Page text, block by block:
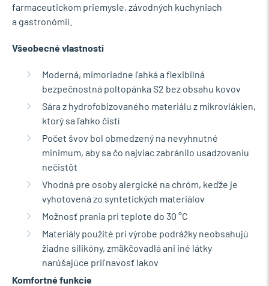
farmaceutickom priemysle, závodných kuchyniach
a gastronómii.
Všeobecné vlastnosti
Moderná, mimoriadne ľahká a flexibilná
bezpečnostná poltopánka S2 bez obsahu kovov
Sára z hydrofobizovaného materiálu z mikrovlákien,
ktorý sa ľahko čistí
Počet švov bol obmedzený na nevyhnutné
minimum, aby sa čo najviac zabránilo usadzovaniu
nečistôt
Vhodná pre osoby alergické na chróm, keďže je
vyhotovená zo syntetických materiálov
Možnosť prania pri teplote do 30 °C
Materiály použité pri výrobe podrážky neobsahujú
žiadne silikóny, zmäkčovadlá ani iné látky
narúšajúce priľnavosť lakov
Komfortné funkcie